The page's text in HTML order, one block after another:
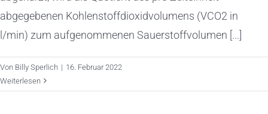
abgegebenen Kohlenstoffdioxidvolumens (VCO2 in
l/min) zum aufgenommenen Sauerstoffvolumen [...]
Von Billy Sperlich | 16. Februar 2022
Weiterlesen